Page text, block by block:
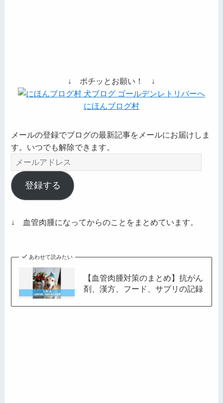
↓ ポチッとお願い！ ↓
にほんブログ村
メールの登録でブログの最新記事をメールにお届けしま
す。いつでも解除できます。
ー
ル
ア
レ
登録する
↓ 血管肉腫になってからのことをまとめています。
あわせて読みたい
【血管肉腫対策のまとめ】抗がん
剤、漢方、フード、サプリの記録